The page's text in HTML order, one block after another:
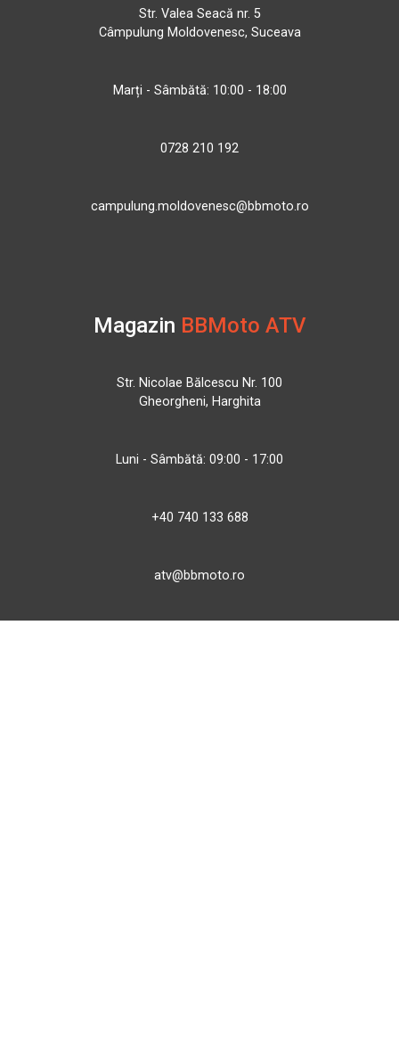
Str. Valea Seacă nr. 5
Câmpulung Moldovenesc, Suceava
Marți - Sâmbătă: 10:00 - 18:00
0728 210 192
campulung.moldovenesc@bbmoto.ro
Magazin BBMoto ATV
Str. Nicolae Bălcescu Nr. 100
Gheorgheni, Harghita
Luni - Sâmbătă: 09:00 - 17:00
+40 740 133 688
atv@bbmoto.ro